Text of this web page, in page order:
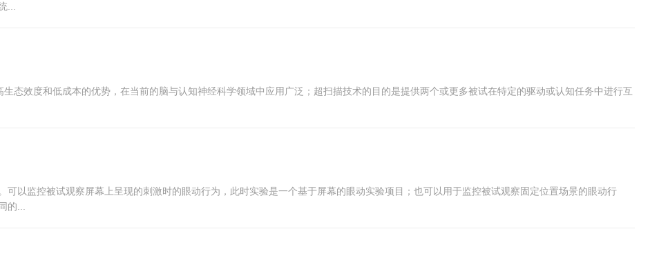
...
态效度和低成本的优势，在当前的脑与认知神经科学领域中应用广泛；超扫描技术的目的是提供两个或更多被试在特定的驱动或认知任务中进行互
可以监控被试观察屏幕上呈现的刺激时的眼动行为，此时实验是一个基于屏幕的眼动实验项目；也可以用于监控被试观察固定位置场景的眼动行
的...